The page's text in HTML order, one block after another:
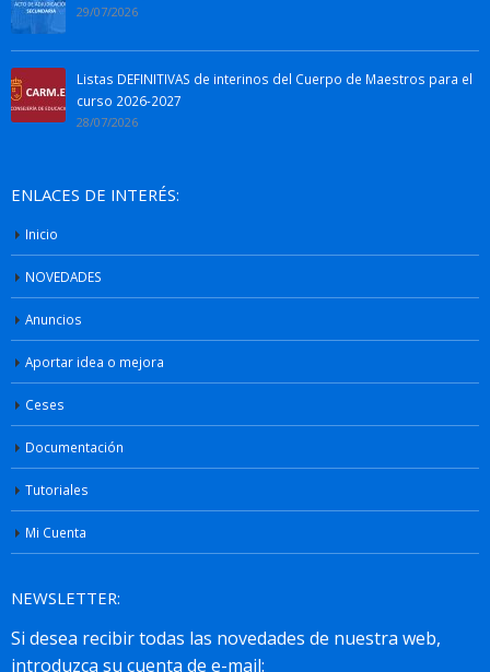
29/07/2026
Listas DEFINITIVAS de interinos del Cuerpo de Maestros para el
curso 2026-2027
28/07/2026
ENLACES DE INTERÉS:
Inicio
NOVEDADES
Anuncios
Aportar idea o mejora
Ceses
Documentación
Tutoriales
Mi Cuenta
NEWSLETTER: